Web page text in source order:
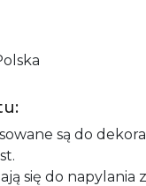
są do
się do napylania